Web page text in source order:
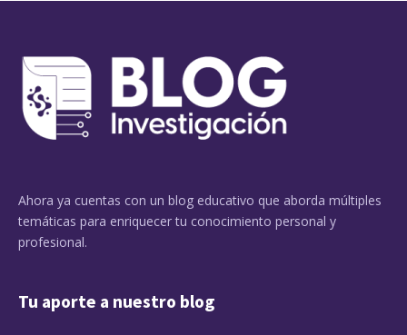
Ahora ya cuentas con un blog educativo que aborda múltiples
temáticas para enriquecer tu conocimiento personal y
profesional.
Tu aporte a nuestro blog